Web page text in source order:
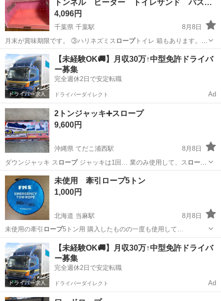
トンネル ヒーター トイレサンド バス…
4,096円
千葉県 千葉駅
8月8日
月末が賞味期限です。 ③ハリネズミス ロープトイレ 箱もあります。
④爪研ぎトン…
千葉 千葉市 千葉駅 その他 サンド
【未経験OK🚚】月収30万↑中型免許ドライバ
ー募集
完全週休2日で安定転職
ドライバーダイレクト Ad
2トンジャッキ➕スロープ
9,600円
沖縄県 てだこ浦西駅
8月8日
ダウンジャッキ ス ロープ ジャッキは1回… 業のみ使用して、ス ロープ
は新品未使用です。…
沖縄 国頭郡 てだこ浦西駅 車のパーツ
未使用 牽引ロープ5トン
1,000円
北海道 当麻駅
8月8日
未使用の牽引 ロープ5トン用 購入したものの一度も使用して…
北海道 上川郡 当麻駅 セーフティ、チャイルドシート
【未経験OK🚚】月収30万↑中型免許ドライバ
ー募集
完全週休2日で安定転職
ドライバーダイレクト Ad